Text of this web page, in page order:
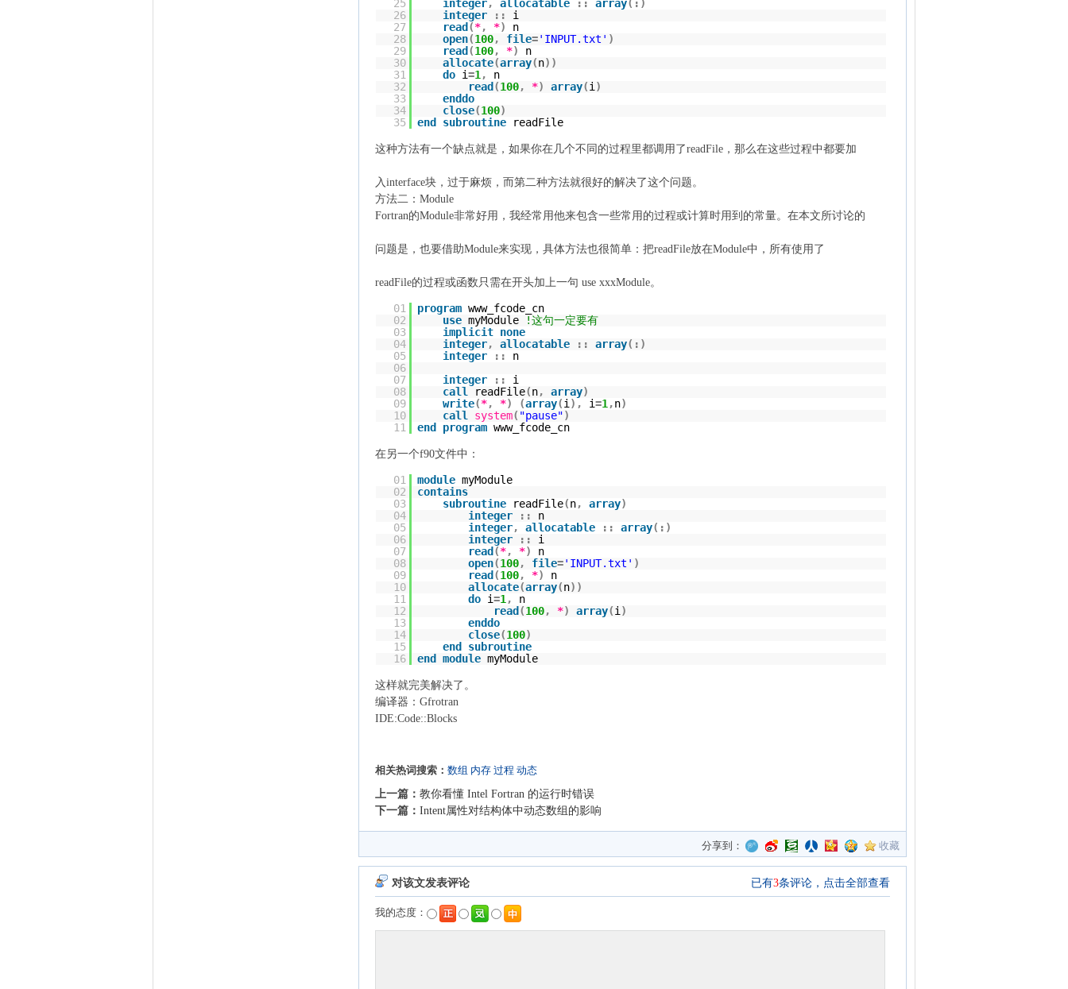
25
integer, allocatable :: array( : )
26
integer ::
i
27
read (*, *)
n
28
open(100, file='INPUT.txt' )
29
read (100, *)
n
30
allocate(array(n) )
31
do i=1 ,
n
32
read (100, *) array(i )
33
enddo
34
close(100)
35
end subroutine readFile
这种方法有一个缺点就是，如果你在几个不同的过程里都调用了readFile，那么在这些过程中都要加
入interface块，过于麻烦，而第二种方法就很好的解决了这个问题。
方法二：Module
Fortran的Module非常好用，我经常用他来包含一些常用的过程或计算时用到的常量。在本文所讨论的
问题是，也要借助Module来实现，具体方法也很简单：把readFile放在Module中，所有使用了
readFile的过程或函数只需在开头加上一句 use xxxModule。
01 program www_fcode_cn
02
use myModule
!这句一定要有
03
implicit none
04
integer, allocatable :: array( : )
05
integer ::
n
06
07
integer ::
i
08
call readFile(n, array)
09
write(*, *) (array(i ) , i=1 ,n)
10
call system( "pause")
11
end program www_fcode_cn
在另一个f90文件中：
01 module myModule
02
contains
03
subroutine readFile(n, array)
04
integer ::
n
05
integer, allocatable :: array( : )
06
integer ::
i
07
read (*, *)
n
08
open(100, file='INPUT.txt' )
09
read (100, *)
n
10
allocate(array(n) )
11
do i=1 ,
n
12
read (100, *) array(i )
13
enddo
14
close(100)
15
end
subroutine
16
end module myModule
这样就完美解决了。
编译器：Gfrotran
IDE:Code::Blocks
相关热词搜索： 数组 内存 过程 动态
上一篇： 教你看懂 Intel Fortran 的运行时错误
下一篇： Intent属性对结构体中动态数组的影响
分享到： 收藏